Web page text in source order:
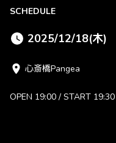
SCHEDULE
2025/12/18(木)
心斎橋Pangea
OPEN 19:00 / START 19:30